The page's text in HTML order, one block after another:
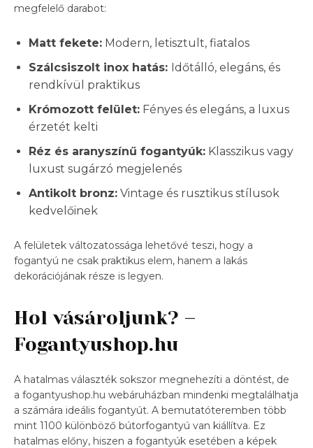
megfelelő darabot:
Matt fekete: Modern, letisztult, fiatalos
Szálcsiszolt inox hatás: Időtálló, elegáns, és
rendkívül praktikus
Krómozott felület: Fényes és elegáns, a luxus
érzetét kelti
Réz és aranyszínű fogantyúk: Klasszikus vagy
luxust sugárzó megjelenés
Antikolt bronz: Vintage és rusztikus stílusok
kedvelőinek
A felületek változatossága lehetővé teszi, hogy a
fogantyú ne csak praktikus elem, hanem a lakás
dekorációjának része is legyen.
Hol vásároljunk? –
Fogantyushop.hu
A hatalmas választék sokszor megnehezíti a döntést, de
a fogantyushop.hu webáruházban mindenki megtalálhatja
a számára ideális fogantyút. A bemutatóteremben több
mint 1100 különböző bútorfogantyú van kiállítva. Ez
hatalmas előny, hiszen a fogantyúk esetében a képek